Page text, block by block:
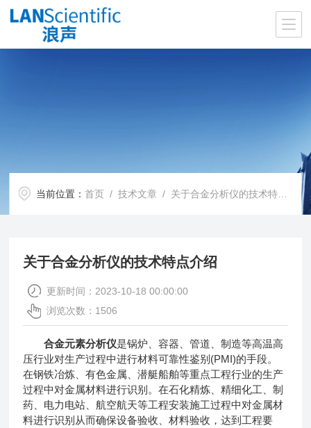
当前位置：首页 /技术文章 / 关于合金分析仪的技术特点介绍
关于合金分析仪的技术特点介绍
更新时间：2023-10-18 00:00:00
浏览次数：1506
合金元素分析仪是锅炉、容器、管道、制造等高温高
压行业对生产过程中进行材料可靠性鉴别(PMI)的手段。
在钢铁冶炼、有色金属、潜艇船舶等重点工程行业的生产
过程中对金属材料进行识别。在石化精炼、精细化工、制
药、电力电站、航空航天等工程安装施工过程中对金属材
料进行识别从而确保设备验收、材料验收，达到工程要